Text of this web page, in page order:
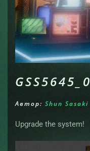
GSS5645_0
Автор: Shun Sasaki
Upgrade the system!